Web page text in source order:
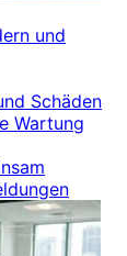
und
Schäden
Wartung